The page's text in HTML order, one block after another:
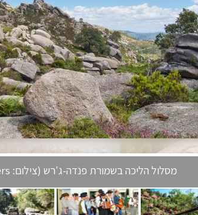
מסלול הליכה בשמורת פנדה-ג'רש (צילום: Judith Engbers)